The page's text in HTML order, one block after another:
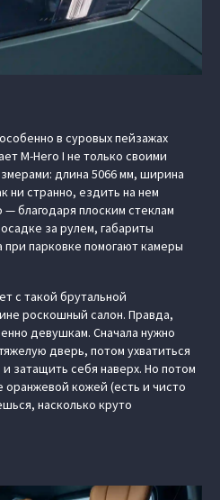
в суровых пейзажах
M-Hero I не только своими
длина 5066 мм, ширина
ни странно, ездить на нем
благодаря плоским стеклам
за рулем, габариты
парковке помогают камеры
с такой брутальной
роскошный салон. Правда,
девушкам. Сначала нужно
дверь, потом ухватиться
затащить себя наверх. Но потом
оранжевой кожей (есть и чисто
насколько круто